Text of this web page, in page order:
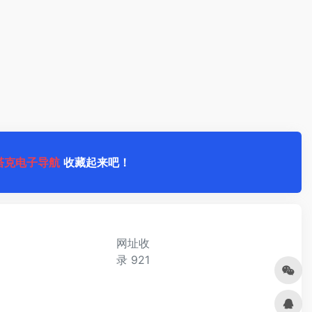
克电子导航 收藏起来吧！
网址收
录 921